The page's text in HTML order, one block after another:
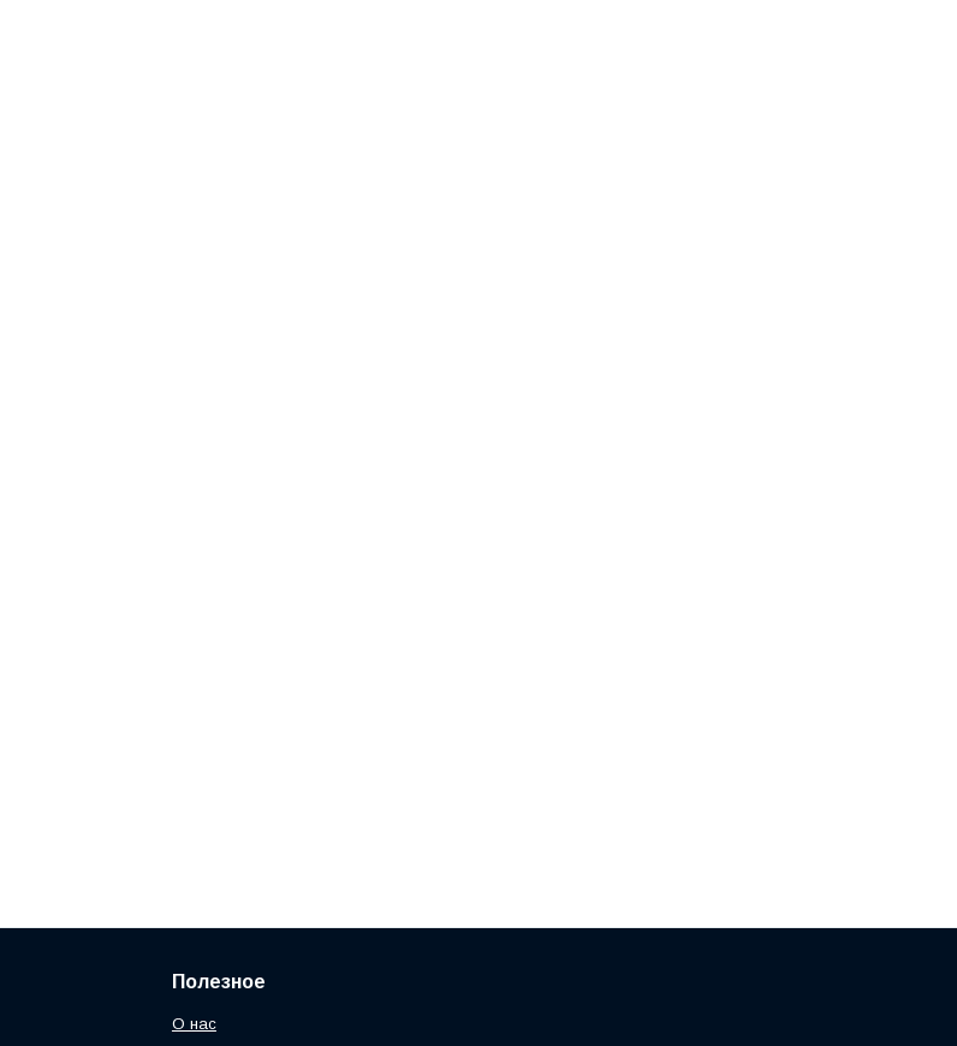
Полезное
О нас